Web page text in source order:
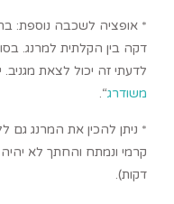
* אופציה לשכבה נוספת:
דקה בין הקלתית למרנג.
לדעתי זה יכול לצאת
משודרג“.
* ניתן להכין את המרנג גם
דקות).